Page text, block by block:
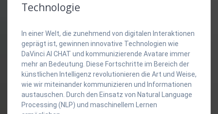
Technologie
In einer Welt, die zunehmend von digitalen Interaktionen
geprägt ist, gewinnen innovative Technologien wie
DaVinci AI CHAT und kommunizierende Avatare immer
mehr an Bedeutung. Diese Fortschritte im Bereich der
künstlichen Intelligenz revolutionieren die Art und Weise,
wie wir miteinander kommunizieren und Informationen
austauschen. Durch den Einsatz von Natural Language
Processing (NLP) und maschinellem Lernen